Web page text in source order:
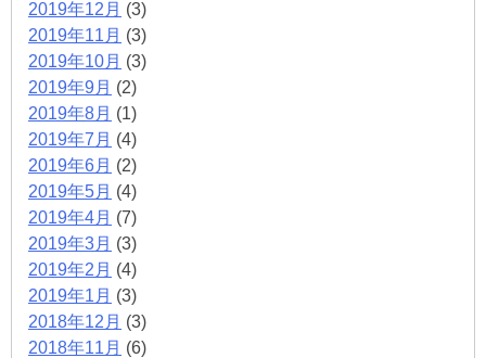
2019年12月 (3)
2019年11月 (3)
2019年10月 (3)
2019年9月 (2)
2019年8月 (1)
2019年7月 (4)
2019年6月 (2)
2019年5月 (4)
2019年4月 (7)
2019年3月 (3)
2019年2月 (4)
2019年1月 (3)
2018年12月 (3)
2018年11月 (6)